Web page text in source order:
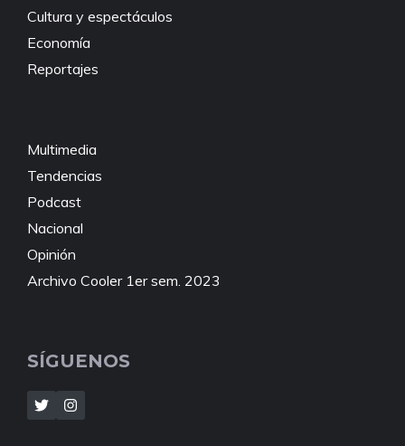
Cultura y espectáculos
Economía
Reportajes
Multimedia
Tendencias
Podcast
Nacional
Opinión
Archivo Cooler 1er sem. 2023
SÍGUENOS